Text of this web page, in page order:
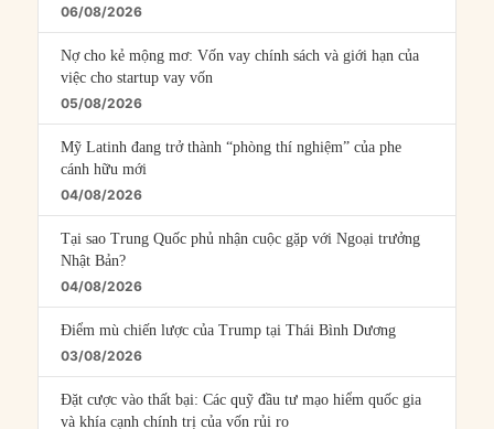
06/08/2026
Nợ cho kẻ mộng mơ: Vốn vay chính sách và giới hạn của
việc cho startup vay vốn
05/08/2026
Mỹ Latinh đang trở thành “phòng thí nghiệm” của phe
cánh hữu mới
04/08/2026
Tại sao Trung Quốc phủ nhận cuộc gặp với Ngoại trưởng
Nhật Bản?
04/08/2026
Điểm mù chiến lược của Trump tại Thái Bình Dương
03/08/2026
Đặt cược vào thất bại: Các quỹ đầu tư mạo hiểm quốc gia
và khía cạnh chính trị của vốn rủi ro